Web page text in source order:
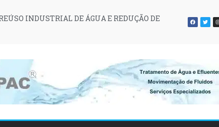
INDUSTRIAL DE ÁGUA E REDUÇÃO DE